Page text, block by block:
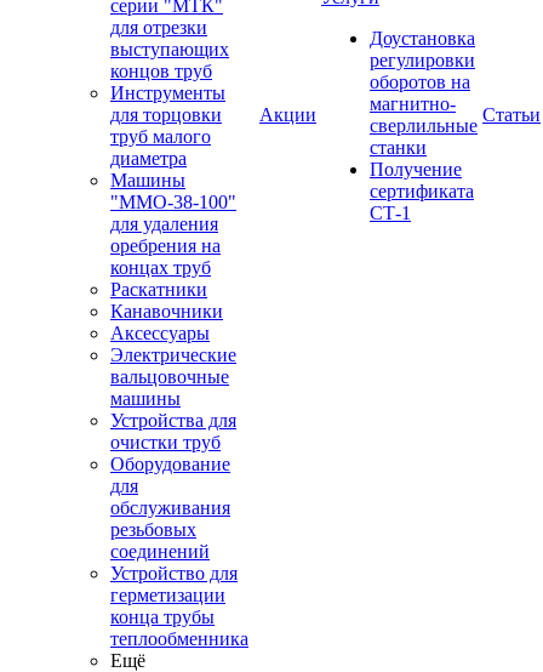
серии "МТК"
для отрезки
выступающих
концов труб
Инструменты
для торцовки
труб малого
диаметра
Машины
"ММО-38-100"
для удаления
оребрения на
концах труб
Раскатники
Канавочники
Аксессуары
Электрические
вальцовочные
машины
Устройства для
очистки труб
Оборудование
для
обслуживания
резьбовых
соединений
Устройство для
герметизации
конца трубы
теплообменника
Ещё
Акции
Доустановка
регулировки
оборотов на
магнитно-
сверлильные
станки
Получение
сертификата
СТ-1
Статьи